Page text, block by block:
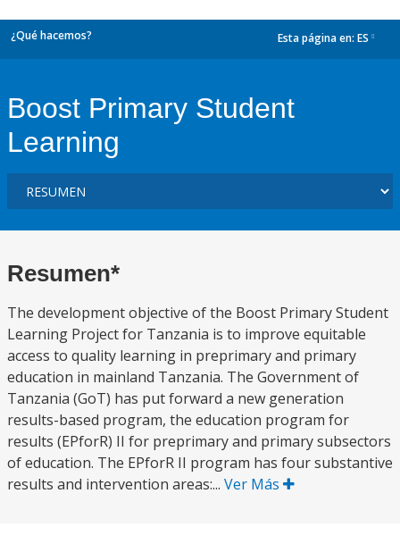
¿Qué hacemos? Esta página en: ES
Boost Primary Student
Learning
Resumen*
The development objective of the Boost Primary Student
Learning Project for Tanzania is to improve equitable
access to quality learning in preprimary and primary
education in mainland Tanzania. The Government of
Tanzania (GoT) has put forward a new generation
results-based program, the education program for
results (EPforR) II for preprimary and primary subsectors
of education. The EPforR II program has four substantive
results and intervention areas:... Ver Más